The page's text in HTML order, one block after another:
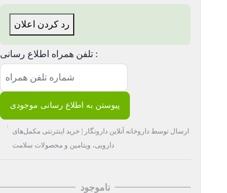
رد کردن اعلان
تلفن همراه اطلاع رسانی :
پیوستن به اطلاع رسانی موجودی
ارسال توسط داروخانه آنلاین دارونگار | خرید اینترنتی مکمل‌های
دارویی، ویتامین و محصولات سلامت
ناموجود